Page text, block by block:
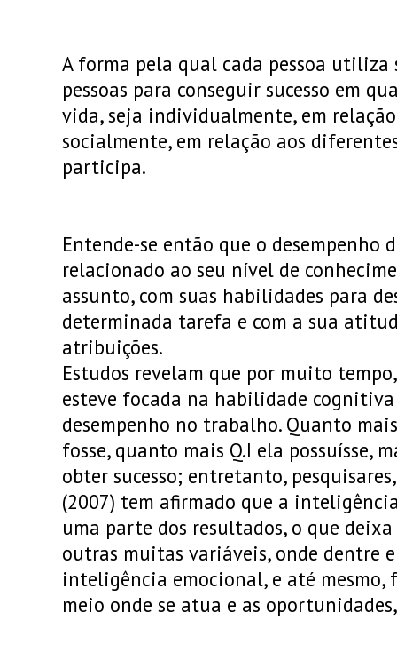
A forma pela qual cada pessoa utiliza
pessoas para conseguir sucesso em
vida, seja individualmente, em
socialmente, em relação aos
participa.
Entende-se então que o desempenho
relacionado ao seu nível de
assunto, com suas habilidades para
determinada tarefa e com a sua
atribuições.
Estudos revelam que por muito
esteve focada na habilidade
desempenho no trabalho. Quanto
fosse, quanto mais Q.I ela possuísse,
obter sucesso; entretanto,
(2007) tem afirmado que a
uma parte dos resultados, o que
outras muitas variáveis, onde dentre
inteligência emocional, e até mesmo,
meio onde se atua e as